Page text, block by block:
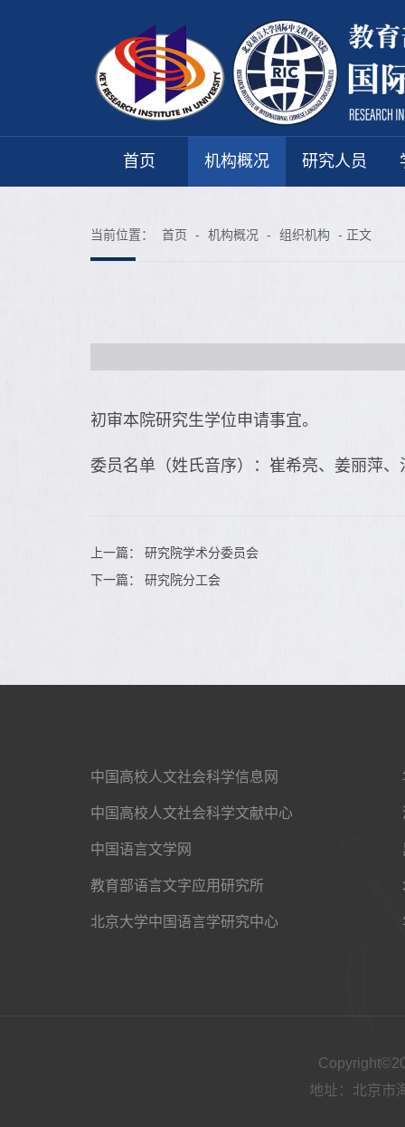
首页 机构概况 研究人员
当前位置： 首页 - 机构概况 - 组织机构 - 正文
初审本院研究生学位申请事宜。
委员名单（姓氏音序）：崔希亮、姜丽萍
上一篇： 研究院学术分委员会
下一篇： 研究院分工会
中国高校人文社会科学信息网
中国高校人文社会科学文献中心
中国语言文学网
教育部语言文字应用研究所
北京大学中国语言学研究中心
地址：北京市